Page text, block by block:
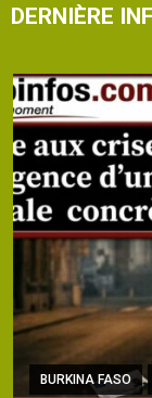
DERNIÈRE
BURKINA FASO